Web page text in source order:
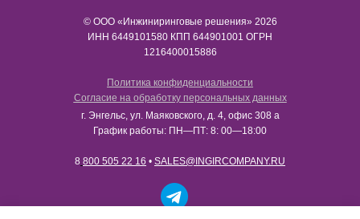
© ООО «Инжиниринговые решения» 2026
ИНН​​​​​​​ 6449101580 КПП 644901001 ОГРН
1216400015886
Политика конфиденциальности
Согласие на обработку персональных данных
г. Энгельс, ул. Маяковского, д. 4, офис 308 а
График работы: ПН—ПТ: 8: 00—18:00
8 800 505 22 16 • SALES@INGIRCOMPANY.RU